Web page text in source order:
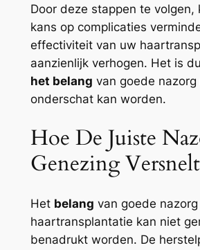
Door deze stappen te volgen,
kans op complicaties
effectiviteit van uw
aanzienlijk verhogen. Het is
het belang van goede nazorg
onderschat kan worden.
Hoe De Juiste
Genezing Versnelt
Het belang van goede
haartransplantatie kan niet
benadrukt worden. De